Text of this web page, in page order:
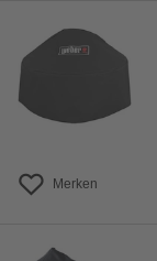
Merken